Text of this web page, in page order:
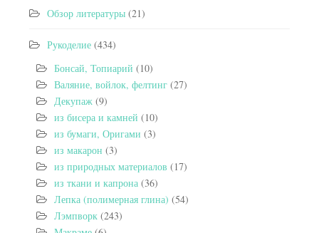
Обзор литературы (21)
Рукоделие (434)
Бонсай, Топиарий (10)
Валяние, войлок, фелтинг (27)
Декупаж (9)
из бисера и камней (10)
из бумаги, Оригами (3)
из макарон (3)
из природных материалов (17)
из ткани и капрона (36)
Лепка (полимерная глина) (54)
Лэмпворк (243)